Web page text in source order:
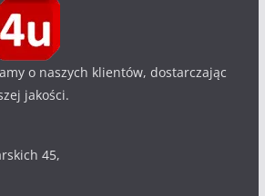
o naszych klientów, dostarczając
jakości.
45,